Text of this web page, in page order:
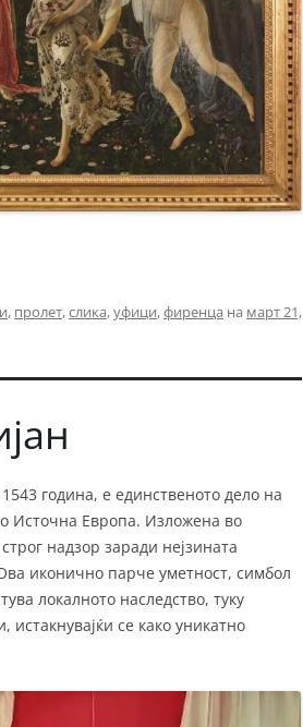
, пролет,слика,уфици,фиренца на март 21,
година, е единственото дело на
Источна Европа. Изложена во
надзор заради нејзината
иконично парче уметност, симбол
локалното наследство, туку
се како уникатно